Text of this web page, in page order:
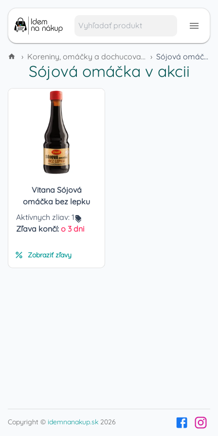
› Koreniny, omáčky a dochucovadlá › Sójová omáčka
Sójová omáčka v akcii
Vitana Sójová
omáčka bez lepku
Aktívnych zliav: 1
Zľava končí: o 3 dni
Zobraziť zľavy
Copyright © idemnanakup.sk 2026